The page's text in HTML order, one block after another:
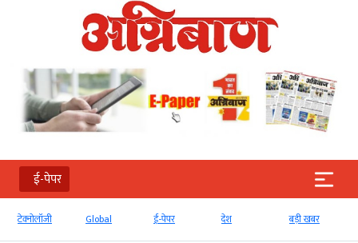
ई-पेपर
टेक्‍नोलॉजी Global ई-पेपर देश बड़ी खबर